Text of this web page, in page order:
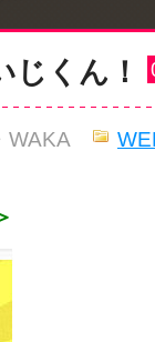
くん！
WAKA